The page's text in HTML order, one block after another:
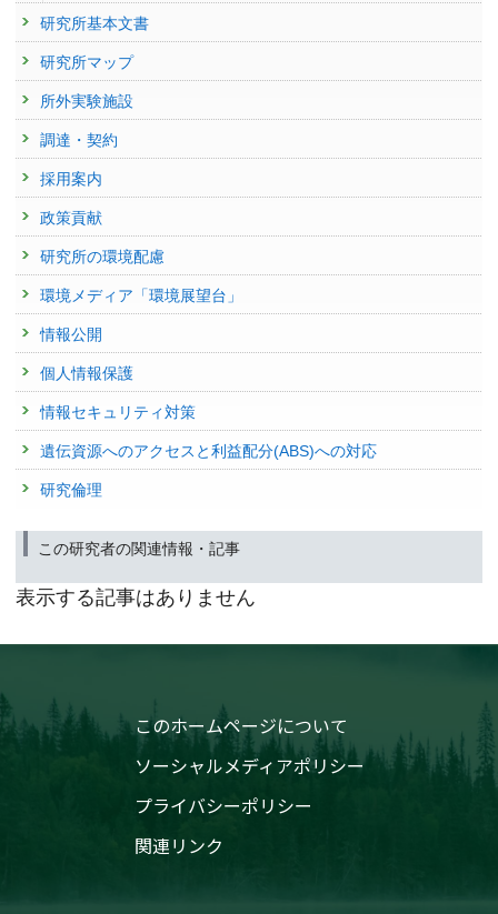
全脳灰白質体積変化と生活習慣の関係解明に向けた高磁場
MRIによる健常日本人の長期的追跡測定
発表者 :斎藤直樹
学会等名称 :第24回健康支援学会年次学術大会 (2023)
予稿集名 :同抄録集, 100
研究発表
4.7テスラMRIによる健常人長期縦断研究における全脳灰
白質体積解析法の比較
学会等名称 :
予稿集名 :
同抄録集
NMRメタボロミクスで最も利用されるプレサチュレーシ
ョン併用1D NOESY法の正確さ評価
発表者 :斎藤直樹
学会等名称 :第62回NMR討論会（2023） (2023)
予稿集名 :同予稿集, 234-235
研究発表
MR画像を用いた送信B1分布の簡便な算出法
発表者 :渡邉英宏, 高屋展宏,斎藤直樹
学会等名称 :
研究発表
の長期モニタリング
高磁場のB1不均一分布でのヒト脳1H MRS代謝物定量化法
の開発
渡邉英宏 ,斎藤直樹, 高屋展宏
講演抄録集, 42
研究所基本文書
研究所マップ
所外実験施設
調達・契約
採用案内
政策貢献
研究所の環境配慮
環境メディア「環境展望台」
情報公開
個人情報保護
情報セキュリティ対策
遺伝資源へのアクセスと利益配分(ABS)への対応
研究倫理
この研究者の関連情報・記事
表示する記事はありません
このホームページについて
ソーシャルメディアポリシー
プライバシーポリシー
関連リンク